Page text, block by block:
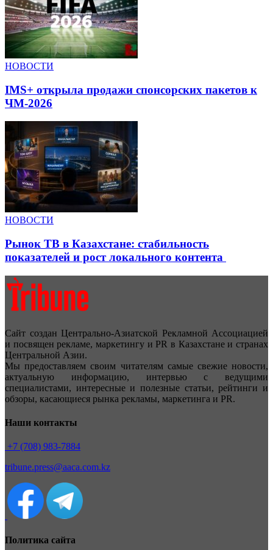
НОВОСТИ
IMS+ открыла продажи спонсорских пакетов к
ЧМ-2026
НОВОСТИ
Рынок ТВ в Казахстане: стабильность
показателей и рост локального контента
Сайт создан Центрально-Азиатской Рекламной Ассоциацией
и посвящен рекламе, маркетингу и PR в Казахстане и странах
Центральной Азии.
Мы предоставляем своим читателям самые свежие новости,
актуальную информацию, интервью с ведущими
специалистами, интересные и полезные статьи, рейтинги и
обзоры, касающиеся рынка рекламы, маркетинга и PR.
Наши контакты
+7 (708) 983-7884
tribune.press@aaca.com.kz
Политика сайта